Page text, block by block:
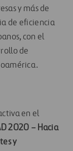
y más de
de eficiencia
con el
de
en el
2020 – Hacia
y